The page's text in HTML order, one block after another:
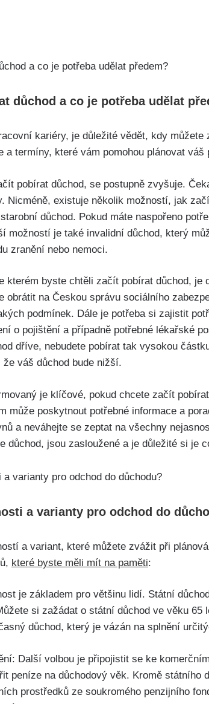
důchod a co je potřeba udělat
kariéry, je důležité vědět, kdy můžete
termíny, které vám pomohou plánovat váš
pobírat důchod, se postupně zvyšuje.
Nicméně, existuje několik možností, jak
důchod. Pokud máte naspořeno
možností je také invalidní důchod, který
zranění nebo nemoci.
kterém byste chtěli začít pobírat důchod, je
obrátit na Českou správu sociálního
podmínek. Dále je potřeba si zajistit
o pojištění a případně potřebné lékařské
dříve, nebudete pobírat tak vysokou
váš důchod bude nižší.
je klíčové, pokud chcete začít
může poskytnout potřebné informace a
a neváhejte se zeptat na všechny
důchod, jsou zasloužené a je důležité si je
a varianty pro odchod do
a variant, které můžete zvážit při
které byste měli mít na paměti:
je základem pro většinu lidí. Státní
si zažádat o státní důchod ve věku 65
důchod, který je vázán na splnění
Další volbou je připojistit se ke
peníze na důchodový věk. Kromě státního
prostředků ze soukromého penzijního